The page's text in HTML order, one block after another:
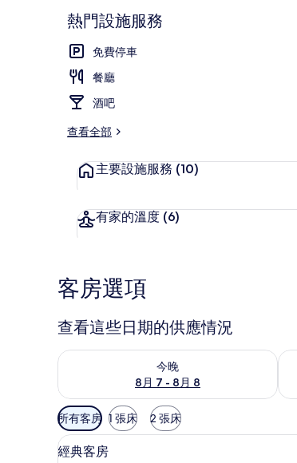
10，
深
受
旅
客
喜
愛
熱門設施服務
免費停車
餐廳
酒吧
查看全部
主要設施服務 (10)
有家的溫度 (6)
客房選項
查看這些日期的供應情況
今晚
8月 7 - 8月 8
查看今晚 (8月 7 - 8月 8) 的供應情況 查
可
用
的
所有客房 1 張床 2 張床
顯
經典客房 | 高級
6
經典客房